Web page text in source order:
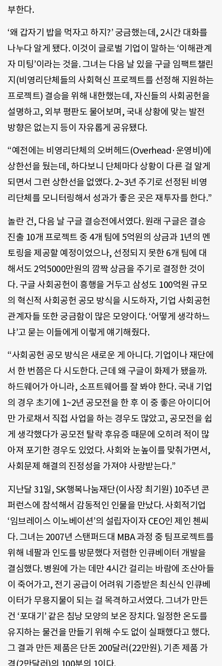
부한다.
‘왜 갑자기 밥을 먹자고 하지?’ 궁금했는데, 2시간 대화를
나누다 알게 됐다. 이것이 글로벌 기업이 말하는 ‘이해관계
자 미팅’이라는 것을. 그녀는 다음 날 있을 구글 임팩트챌린
지(비영리단체들의 사회혁신 프로젝트를 선정해 지원하는
프로젝트) 결승을 위해 내한했는데, 자신들의 사회공헌을
설명하고, 외부 평판도 물어보며, 국내 상황에 맞는 발전
방향은 없는지 등이 자유롭게 공유됐다.
“예전에는 비영리단체의 오버헤드(Overhead·운영비)에
상한선을 뒀는데, 하다보니 단체마다 상황이 다른 걸 알게
되면서 그런 상한선을 없앴다. 2~3년 주기로 선정된 비영
리단체를 모니터링해서 성과가 좋은 곳은 재투자를 한다.”
놀란 건, 다음 날 구글 결승전에서였다. 원래 구글은 결승
진출 10개 프로젝트 중 4개 팀에 5억원의 상금과 1년의 멘
토링을 제공할 예정이었으나, 선정되지 못한 6개 팀에 대
해서도 2억5000만원의 깜짝 상금을 주기로 결정한 것이
다. 구글 사회공헌이 흥행을 거두고 삼성도 100억원 규모
의 혁신적 사회공헌 공모 방식을 시도하자, 기업 사회공헌
관계자들 또한 궁금함이 많은 모양이다. ‘어떻게 생각하느
냐’고 묻는 이들에게 이렇게 얘기해줬다.
“사회공헌 공모 방식은 새로운 게 아니다. 기업이나 재단에
서 한 번쯤은 다 시도한다. 근데 왜 구글이 화제가 됐을까.
하드웨어가 아니라, 소프트웨어를 잘 봐야 한다. 국내 기업
의 경우 초기에 1~2년 공모전을 한 후 이 중 좋은 아이디어
만 가로채서 직접 사업을 하는 경우도 많았고, 공모전을 쉽
게 생각했다가 공모전 탈락 후유증 때문에 오히려 적이 많
아져 포기한 경우도 있었다. 사회와 눈높이를 맞춰가면서,
사회문제 해결의 진정성을 가져야 사랑받는다.”
지난달 31일, SK행복나눔재단(이사장 최기원) 10주년 콘
퍼런스에 참석해서 감동적인 인물을 만났다. 사회적기업
‘임브레이스 이노베이션’의 설립자이자 CEO인 제인 첸씨
다. 그녀는 2007년 스탠퍼드대 MBA 과정 중 팀프로젝트를
위해 네팔과 인도를 방문했다 저렴한 인큐베이터 개발을
결심했다. 병원에 가는 데만 4시간 걸리는 바람에 조산아들
이 죽어가고, 전기 공급이 어려워 기증받은 최신식 인큐베
이터가 무용지물이 되는 걸 목격하고서였다. 그녀가 만든
건 ‘포대기’ 같은 침낭 모양의 보온 장치다. 일정한 온도를
유지하는 물건을 만들기 위해 수도 없이 실패했다고 했다.
그 결과 만든 제품은 단돈 200달러(22만원). 기존 제품 가
격(2만달러)의 100분의 1이다.